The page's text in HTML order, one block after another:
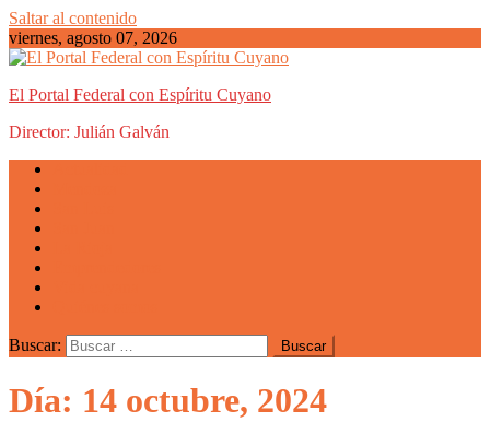
Saltar al contenido
viernes, agosto 07, 2026
El Portal Federal con Espíritu Cuyano
Director: Julián Galván
Buscar:
Día: 14 octubre, 2024